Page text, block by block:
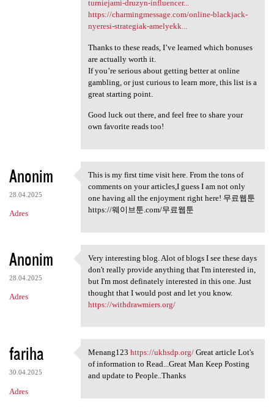
turniejami-druzyn-influencer...
https://charmingmessage.com/online-blackjack-
nyeresi-strategiak-amelyekk...
Thanks to these reads, I’ve learned which bonuses
are actually worth it.
If you’re serious about getting better at online
gambling, or just curious to learn more, this list is a
great starting point.
Good luck out there, and feel free to share your
own favorite reads too!
Anonim
28.04.2025
Adres
This is my first time visit
This is my first time visit here. From the tons of
comments on your articles,I guess I am not only
one having all the enjoyment right here! 무료웹툰
https://웨이브툰.com/무료웹툰
Anonim
28.04.2025
Adres
Very interesting blog. Alot
Very interesting blog. Alot of blogs I see these days
don't really provide anything that I'm interested in,
but I'm most definately interested in this one. Just
thought that I would post and let you know.
https://withdrawmiers.org/
fariha
30.04.2025
Adres
Menang123 https://ukhsdp.org/
Menang123 https://ukhsdp.org/Great article Lot's
of information to Read...Great Man Keep Posting
and update to People..Thanks